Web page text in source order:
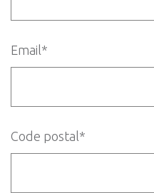
Email*
Code postal*